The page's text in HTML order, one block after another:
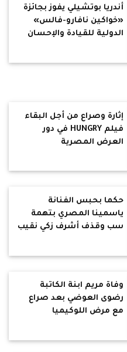
أندريا بوتشيلي يفوز بجائزة
«خواكين نافارو-فالس»
الدولية للقيادة والإحسان
إثارة وصراع من أجل البقاء
فيلم HUNGRY في دور
العرض المصرية
حكما بحبس الفنانة
ياسمينا المصري بتهمة
سب وقذف أشرف زكي نقيب
وفاة مريم ابنة الكاتبة
رضوى العوضي بعد صراع
مع مرض اللوكيميا